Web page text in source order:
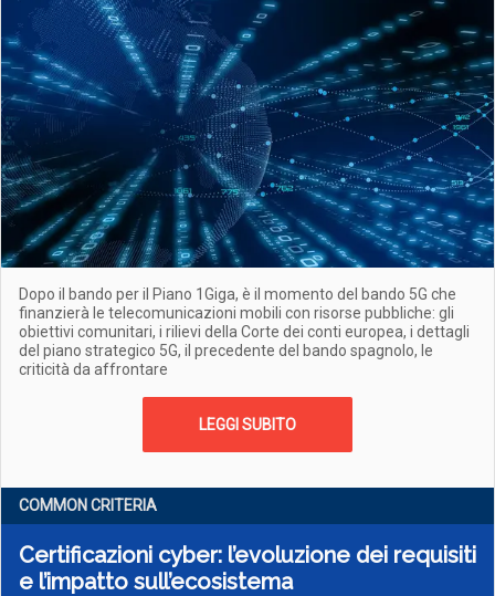
Dopo il bando per il Piano 1Giga, è il momento del bando 5G che
finanzierà le telecomunicazioni mobili con risorse pubbliche: gli
obiettivi comunitari, i rilievi della Corte dei conti europea, i dettagli
del piano strategico 5G, il precedente del bando spagnolo, le
criticità da affrontare
LEGGI SUBITO
COMMON CRITERIA
Certificazioni cyber: l’evoluzione dei requisiti
e l’impatto sull’ecosistema